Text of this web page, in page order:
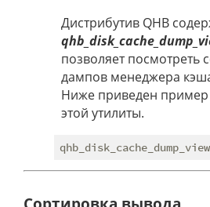
Дистрибутив QHB
позволяет посмотреть
дампов менеджера
Ниже приведен пример
этой утилиты.